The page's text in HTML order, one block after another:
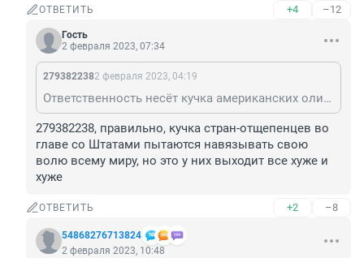
ОТВЕТИТЬ +4 –12
Гость
2 февраля 2023, 07:34
2793822382 февраля 2023, 04:19
Ответственность несёт кучка американских олигархов, НАТО, страны за западной европки, Австралия, Япония новая Зеландия. Все вроде. Меньшинство населения земного шара, которые называют себя международные сообщество
279382238, правильно, кучка стран-отщепенцев во
главе со Штатами пытаются навязывать свою
волю всему миру, но это у них выходит все хуже и
хуже
ОТВЕТИТЬ +2 –8
54868276713824
2 февраля 2023, 10:48